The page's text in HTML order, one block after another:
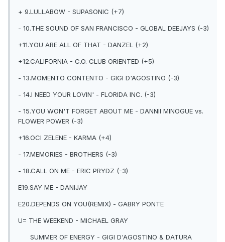
+ 9.LULLABOW - SUPASONIC (+7)
- 10.THE SOUND OF SAN FRANCISCO - GLOBAL DEEJAYS (-3)
+11.YOU ARE ALL OF THAT - DANZEL (+2)
+12.CALIFORNIA - C.O. CLUB ORIENTED (+5)
- 13.MOMENTO CONTENTO - GIGI D'AGOSTINO (-3)
- 14.I NEED YOUR LOVIN' - FLORIDA INC. (-3)
- 15.YOU WON'T FORGET ABOUT ME - DANNII MINOGUE vs.
FLOWER POWER (-3)
+16.OCI ZELENE - KARMA (+4)
- 17.MEMORIES - BROTHERS (-3)
- 18.CALL ON ME - ERIC PRYDZ (-3)
E19.SAY ME - DANIJAY
E20.DEPENDS ON YOU(REMIX) - GABRY PONTE
U= THE WEEKEND - MICHAEL GRAY
SUMMER OF ENERGY - GIGI D'AGOSTINO & DATURA